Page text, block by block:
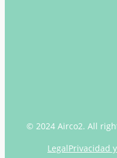
© 2024 Airco2. All
LegalPrivacidad